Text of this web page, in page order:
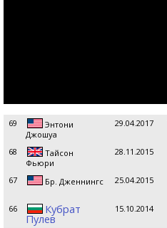
69
Энтони
Джошуа
29.04.2017
68
Тайсон
Фьюри
28.11.2015
67 Бр. Дженнингс 25.04.2015
66 Кубрат
Пулев
15.10.2014